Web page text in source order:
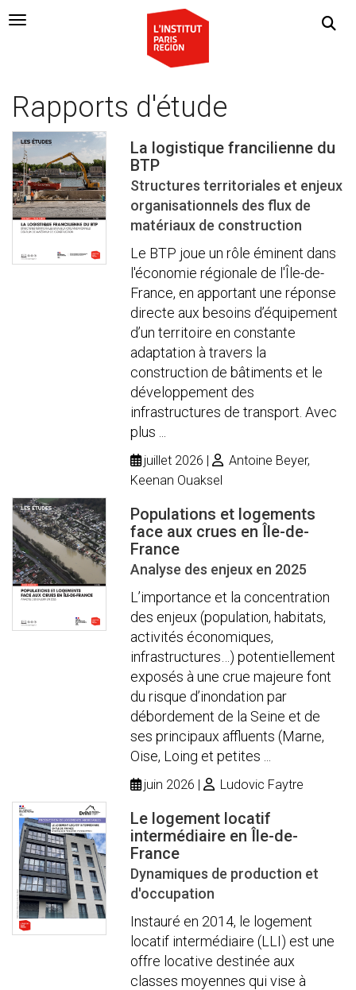
Navigation Toggle
Rapports d'étude
La logistique francilienne du
BTP
Structures territoriales et enjeux
organisationnels des flux de
matériaux de construction
Le BTP joue un rôle éminent dans
l'économie régionale de l'Île-de-
France, en apportant une réponse
directe aux besoins d’équipement
d’un territoire en constante
adaptation à travers la
construction de bâtiments et le
développement des
infrastructures de transport. Avec
plus ...
juillet 2026
Antoine Beyer,
Keenan Ouaksel
Populations et logements
face aux crues en Île-de-
France
Analyse des enjeux en 2025
L’importance et la concentration
des enjeux (population, habitats,
activités économiques,
infrastructures…) potentiellement
exposés à une crue majeure font
du risque d’inondation par
débordement de la Seine et de
ses principaux affluents (Marne,
Oise, Loing et petites ...
juin 2026 Ludovic Faytre
Le logement locatif
intermédiaire en Île-de-
France
Dynamiques de production et
d'occupation
Instauré en 2014, le logement
locatif intermédiaire (LLI) est une
offre locative destinée aux
classes moyennes qui vise à